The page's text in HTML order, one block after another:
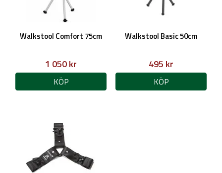
Walkstool Comfort 75cm
1 050 kr
KÖP
Walkstool Basic 50cm
495 kr
KÖP